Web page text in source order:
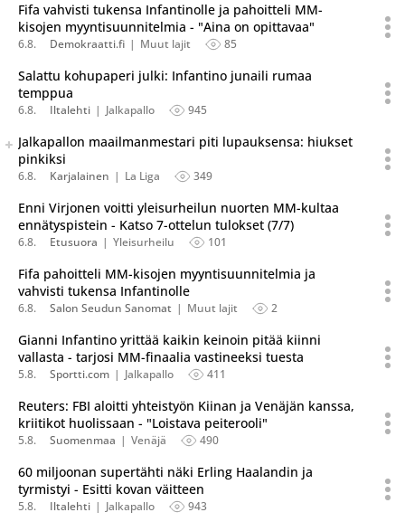
Fifa vahvisti tukensa Infantinolle ja pahoitteli MM-
kisojen myyntisuunnitelmia - "Aina on opittavaa"
6.8. Demokraatti.fi Muut lajit 85
Salattu kohupaperi julki: Infantino junaili rumaa
temppua
6.8. Iltalehti Jalkapallo 945
Seuraava uutinen on julkaistu useassa eri lähteessä.
Listaa uutisen kaikki versiot
Jalkapallon maailmanmestari piti lupauksensa: hiukset
pinkiksi
6.8. Karjalainen La Liga 349
Enni Virjonen voitti yleisurheilun nuorten MM-kultaa
ennätyspistein - Katso 7-ottelun tulokset (7/7)
6.8. Etusuora Yleisurheilu 101
Fifa pahoitteli MM-kisojen myyntisuunnitelmia ja
vahvisti tukensa Infantinolle
6.8. Salon Seudun Sanomat Muut lajit 2
Gianni Infantino yrittää kaikin keinoin pitää kiinni
vallasta - tarjosi MM-finaalia vastineeksi tuesta
5.8. Sportti.com Jalkapallo 411
Reuters: FBI aloitti yhteistyön Kiinan ja Venäjän kanssa,
kriitikot huolissaan - "Loistava peiterooli"
5.8. Suomenmaa Venäjä 490
60 miljoonan supertähti näki Erling Haalandin ja
tyrmistyi - Esitti kovan väitteen
5.8. Iltalehti Jalkapallo 943